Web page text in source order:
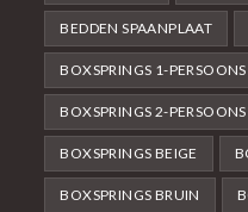
BEDDEN SPAANPLAAT
BOXSPRINGS 1-
BOXSPRINGS 2-
BOXSPRINGS BEIGE
BOXSPRINGS BRUIN